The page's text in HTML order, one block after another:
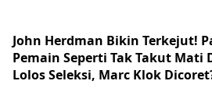
John Herdman Bikin Terkejut!
Pemain Seperti Tak Takut Mati
Lolos Seleksi, Marc Klok